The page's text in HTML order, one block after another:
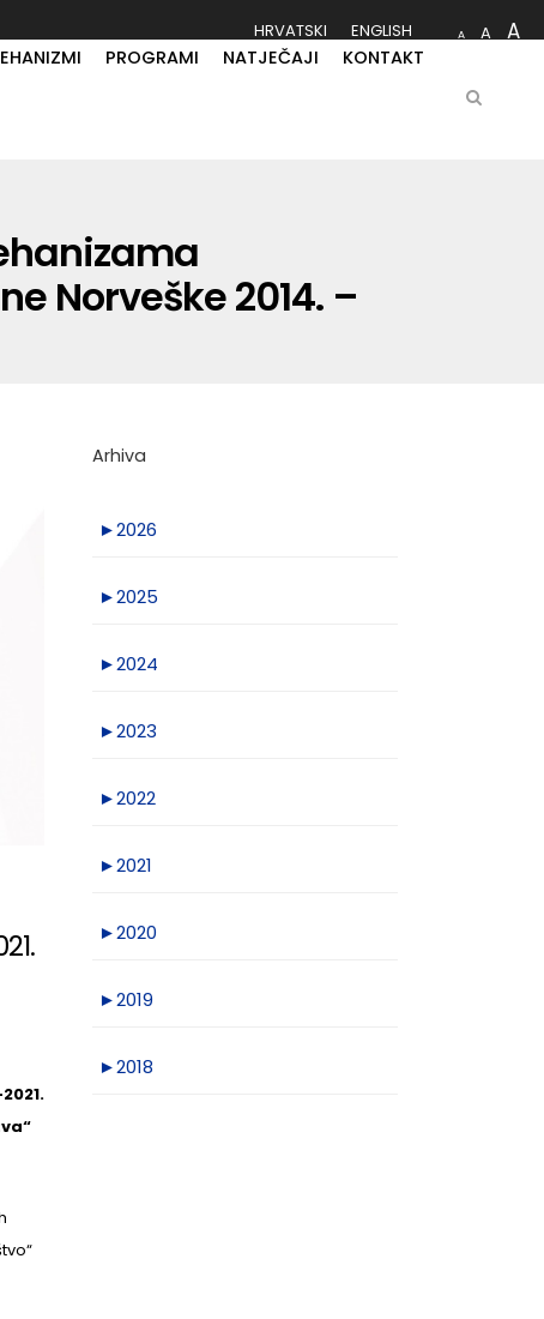
HRVATSKI ENGLISH A A A
PROGRAMI NATJEČAJI KONTAKT
Norveške 2014. –
Arhiva
►2026
►2025
►2024
►2023
►2022
►2021
►2020
►2019
►2018